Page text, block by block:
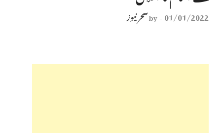
01/01/2022
-
byسحر نیوز